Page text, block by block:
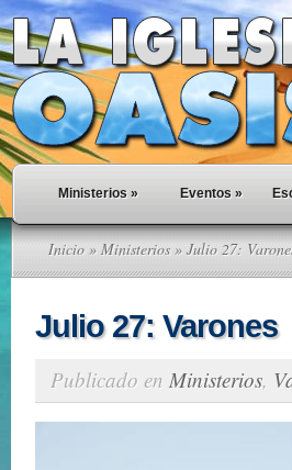
Ministerios » Eventos »
Inicio » Ministerios» Julio 27:
Julio 27: Varones
Publicado en Ministerios,